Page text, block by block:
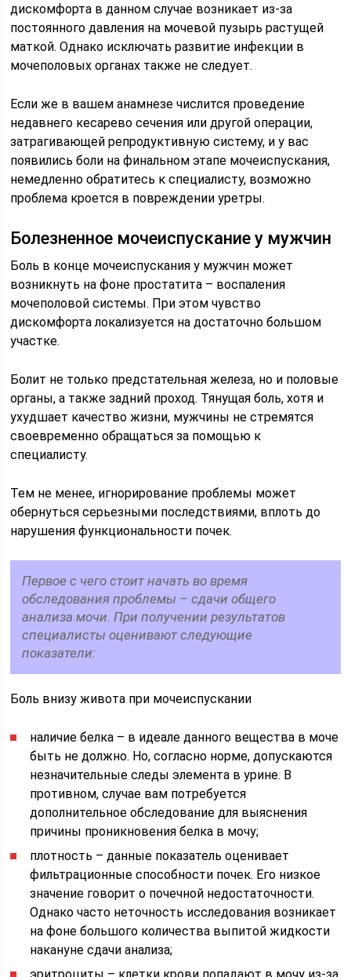
дискомфорта в данном случае возникает из-за
постоянного давления на мочевой пузырь растущей
маткой. Однако исключать развитие инфекции в
мочеполовых органах также не следует.
Если же в вашем анамнезе числится проведение
недавнего кесарево сечения или другой операции,
затрагивающей репродуктивную систему, и у вас
появились боли на финальном этапе мочеиспускания,
немедленно обратитесь к специалисту, возможно
проблема кроется в повреждении уретры.
Болезненное мочеиспускание у мужчин
Боль в конце мочеиспускания у мужчин может
возникнуть на фоне простатита – воспаления
мочеполовой системы. При этом чувство
дискомфорта локализуется на достаточно большом
участке.
Болит не только предстательная железа, но и половые
органы, а также задний проход. Тянущая боль, хотя и
ухудшает качество жизни, мужчины не стремятся
своевременно обращаться за помощью к
специалисту.
Тем не менее, игнорирование проблемы может
обернуться серьезными последствиями, вплоть до
нарушения функциональности почек.
Первое с чего стоит начать во время
обследования проблемы – сдачи общего
анализа мочи. При получении результатов
специалисты оценивают следующие
показатели:
Боль внизу живота при мочеиспускании
наличие белка – в идеале данного вещества в моче
быть не должно. Но, согласно норме, допускаются
незначительные следы элемента в урине. В
противном, случае вам потребуется
дополнительное обследование для выяснения
причины проникновения белка в мочу;
плотность – данные показатель оценивает
фильтрационные способности почек. Его низкое
значение говорит о почечной недостаточности.
Однако часто неточность исследования возникает
на фоне большого количества выпитой жидкости
накануне сдачи анализа;